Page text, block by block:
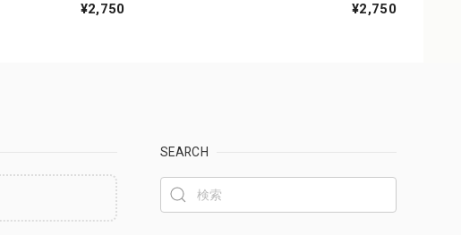
¥2,750
¥2,750
SEARCH